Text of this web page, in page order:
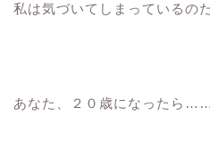
私は気づいてしまっている
あなた、２０歳になったら……